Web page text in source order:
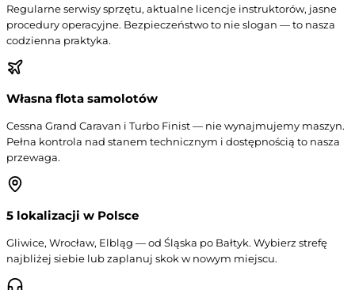
Regularne serwisy sprzętu, aktualne licencje instruktorów, jasne
procedury operacyjne. Bezpieczeństwo to nie slogan — to nasza
codzienna praktyka.
Własna flota samolotów
Cessna Grand Caravan i Turbo Finist — nie wynajmujemy maszyn.
Pełna kontrola nad stanem technicznym i dostępnością to nasza
przewaga.
5 lokalizacji w Polsce
Gliwice, Wrocław, Elbląg — od Śląska po Bałtyk. Wybierz strefę
najbliżej siebie lub zaplanuj skok w nowym miejscu.